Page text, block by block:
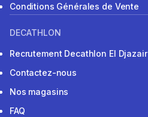
Conditions Générales de Vente
DECATHLON
Recrutement Decathlon El Djazair
Contactez-nous
Nos magasins
FAQ